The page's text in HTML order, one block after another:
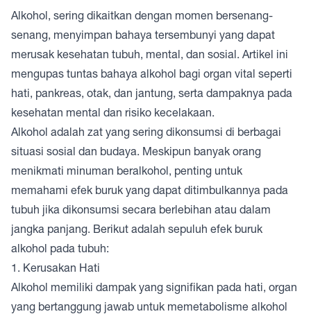
Alkohol, sering dikaitkan dengan momen bersenang-
senang, menyimpan bahaya tersembunyi yang dapat
merusak kesehatan tubuh, mental, dan sosial. Artikel ini
mengupas tuntas bahaya alkohol bagi organ vital seperti
hati, pankreas, otak, dan jantung, serta dampaknya pada
kesehatan mental dan risiko kecelakaan.
Alkohol adalah zat yang sering dikonsumsi di berbagai
situasi sosial dan budaya. Meskipun banyak orang
menikmati minuman beralkohol, penting untuk
memahami efek buruk yang dapat ditimbulkannya pada
tubuh jika dikonsumsi secara berlebihan atau dalam
jangka panjang. Berikut adalah sepuluh efek buruk
alkohol pada tubuh:
1. Kerusakan Hati
Alkohol memiliki dampak yang signifikan pada hati, organ
yang bertanggung jawab untuk memetabolisme alkohol